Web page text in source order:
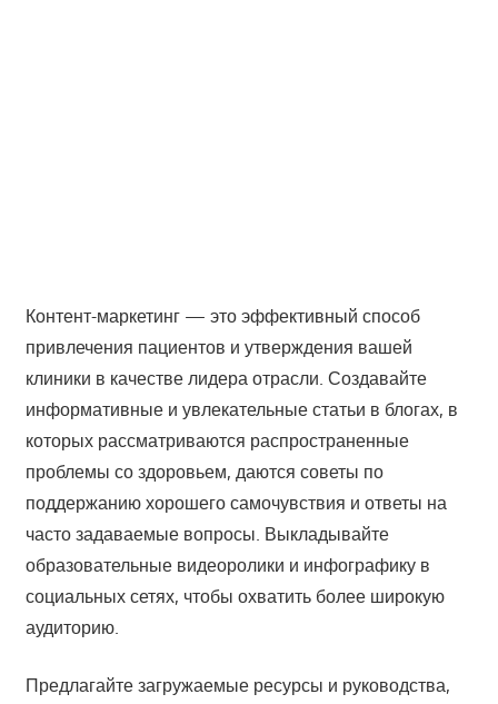
Контент-маркетинг — это эффективный способ
привлечения пациентов и утверждения вашей
клиники в качестве лидера отрасли. Создавайте
информативные и увлекательные статьи в блогах, в
которых рассматриваются распространенные
проблемы со здоровьем, даются советы по
поддержанию хорошего самочувствия и ответы на
часто задаваемые вопросы. Выкладывайте
образовательные видеоролики и инфографику в
социальных сетях, чтобы охватить более широкую
аудиторию.
Предлагайте загружаемые ресурсы и руководства,